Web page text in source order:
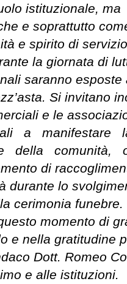
istituzionale, ma
e soprattutto
e spirito di
la giornata di
saranno esposte
Si invitano
e le
a manifestare
della comunità,
di
durante lo
cerimonia funebre.
momento di
e nella gratitudine
Dott. Romeo
e alle istituzioni.